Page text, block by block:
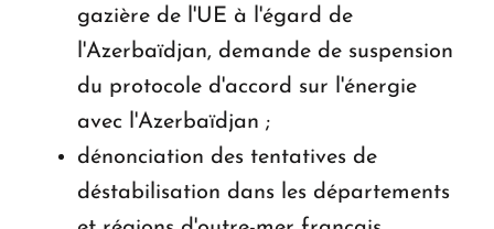
gazière de l'UE à l'égard de
l'Azerbaïdjan, demande de suspension
du protocole d'accord sur l'énergie
avec l'Azerbaïdjan ;
dénonciation des tentatives de
déstabilisation dans les départements